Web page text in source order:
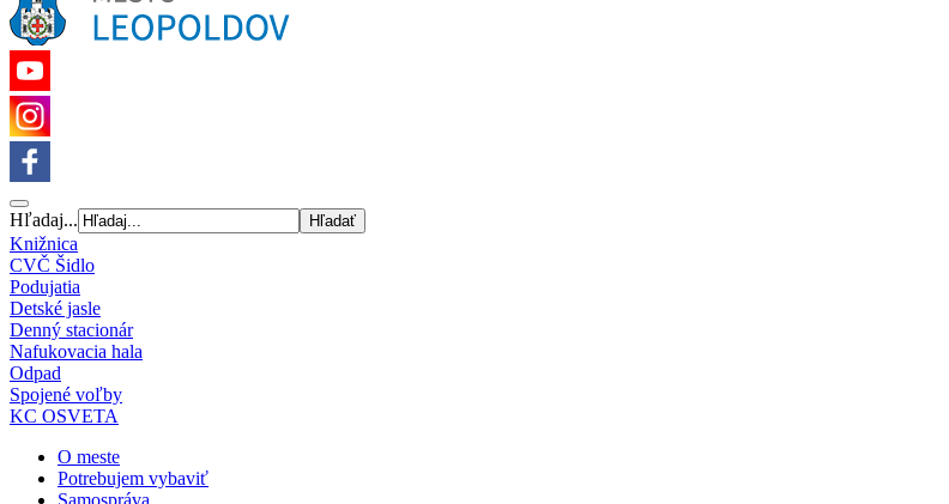
Hľadaj...
Knižnica
CVČ Šidlo
Podujatia
Detské jasle
Denný stacionár
Nafukovacia hala
Odpad
Spojené voľby
KC OSVETA
O meste
Potrebujem vybaviť
Samospráva